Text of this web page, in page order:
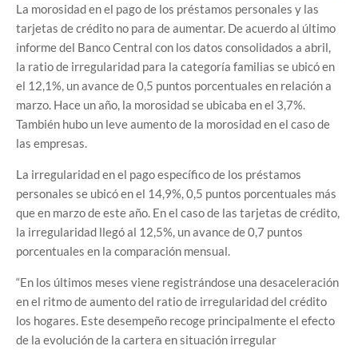
La morosidad en el pago de los préstamos personales y las
tarjetas de crédito no para de aumentar. De acuerdo al último
informe del Banco Central con los datos consolidados a abril,
la ratio de irregularidad para la categoría familias se ubicó en
el 12,1%, un avance de 0,5 puntos porcentuales en relación a
marzo. Hace un año, la morosidad se ubicaba en el 3,7%.
También hubo un leve aumento de la morosidad en el caso de
las empresas.
La irregularidad en el pago específico de los préstamos
personales se ubicó en el 14,9%, 0,5 puntos porcentuales más
que en marzo de este año. En el caso de las tarjetas de crédito,
la irregularidad llegó al 12,5%, un avance de 0,7 puntos
porcentuales en la comparación mensual.
“En los últimos meses viene registrándose una desaceleración
en el ritmo de aumento del ratio de irregularidad del crédito
los hogares. Este desempeño recoge principalmente el efecto
de la evolución de la cartera en situación irregular